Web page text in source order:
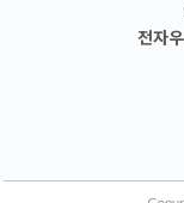
전자